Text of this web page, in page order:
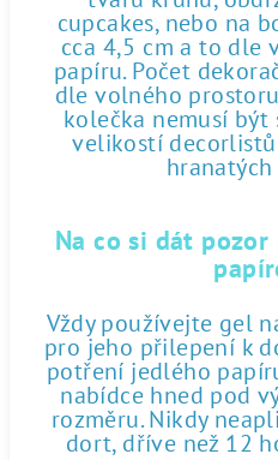
cupcakes, nebo na
cca 4,5 cm a to dle
papíru. Počet
dle volného
kolečka nemusí být
velikostí
Na co si dát
Vždy používejte gel
pro jeho přilepení k
potření jedlého
nabídce hned pod
rozměru. Nikdy
dort, dříve než 12